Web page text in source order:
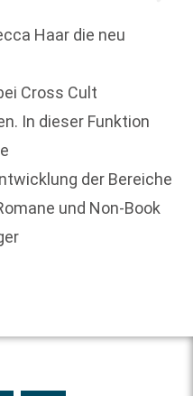
Haar die neu
Cross Cult
In dieser Funktion
der Bereiche
und Non-Book